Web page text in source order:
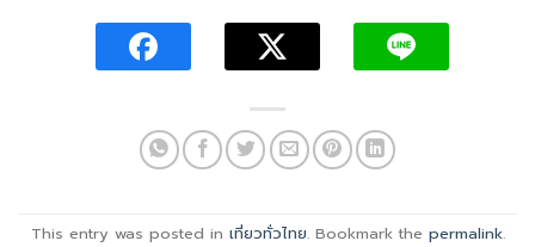
This entry was posted in เที่ยวทั่วไทย. Bookmark the permalink.